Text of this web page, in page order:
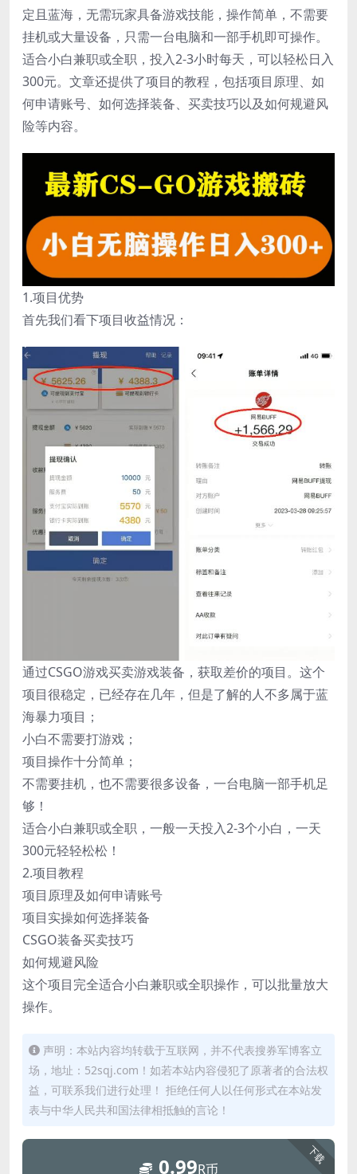
定且蓝海，无需玩家具备游戏技能，操作简单，不需要
挂机或大量设备，只需一台电脑和一部手机即可操作。
适合小白兼职或全职，投入2-3小时每天，可以轻松日入
300元。文章还提供了项目的教程，包括项目原理、如
何申请账号、如何选择装备、买卖技巧以及如何规避风
险等内容。
1.项目优势
首先我们看下项目收益情况：
通过CSGO游戏买卖游戏装备，获取差价的项目。这个
项目很稳定，已经存在几年，但是了解的人不多属于蓝
海暴力项目；
小白不需要打游戏；
项目操作十分简单；
不需要挂机，也不需要很多设备，一台电脑一部手机足
够！
适合小白兼职或全职，一般一天投入2-3个小白，一天
300元轻轻松松！
2.项目教程
项目原理及如何申请账号
项目实操如何选择装备
CSGO装备买卖技巧
如何规避风险
这个项目完全适合小白兼职或全职操作，可以批量放大
操作。
声明：本站内容均转载于互联网，并不代表搜券军博客立
场，地址：52sqj.com！如若本站内容侵犯了原著者的合法权
益，可联系我们进行处理！ 拒绝任何人以任何形式在本站发
表与中华人民共和国法律相抵触的言论！
下载
0.99R币